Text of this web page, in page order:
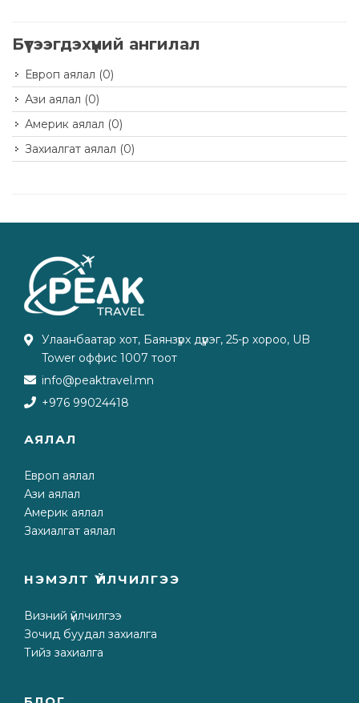
Бүтээгдэхүүний ангилал
Европ аялал (0)
Ази аялал (0)
Америк аялал (0)
Захиалгат аялал (0)
Улаанбаатар хот, Баянзүрх дүүрэг, 25-р хороо, UB
Tower оффис 1007 тоот
info@peaktravel.mn
+976 99024418
АЯЛАЛ
Европ аялал
Ази аялал
Америк аялал
Захиалгат аялал
НЭМЭЛТ ҮЙЛЧИЛГЭЭ
Визний үйлчилгээ
Зочид буудал захиалга
Тийз захиалга